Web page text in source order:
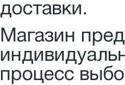
доставки.
Магазин
процесс